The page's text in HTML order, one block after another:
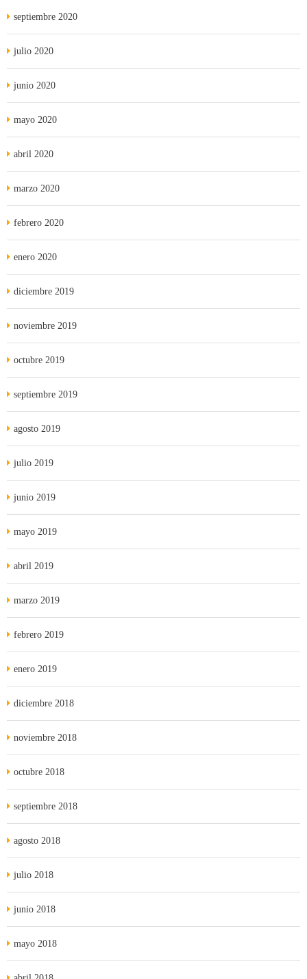
septiembre 2020
julio 2020
junio 2020
mayo 2020
abril 2020
marzo 2020
febrero 2020
enero 2020
diciembre 2019
noviembre 2019
octubre 2019
septiembre 2019
agosto 2019
julio 2019
junio 2019
mayo 2019
abril 2019
marzo 2019
febrero 2019
enero 2019
diciembre 2018
noviembre 2018
octubre 2018
septiembre 2018
agosto 2018
julio 2018
junio 2018
mayo 2018